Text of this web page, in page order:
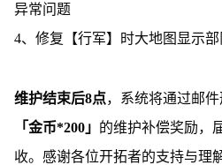
异常问题
4、修复【行军】时大地图显示
维护结束后8点，系统将通过邮
「金币*200」 的维护补偿奖励，
收。感谢各位开拓者的支持与理